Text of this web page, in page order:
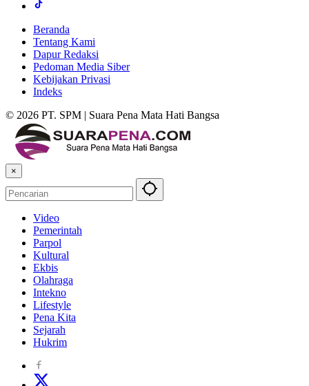
Beranda
Tentang Kami
Dapur Redaksi
Pedoman Media Siber
Kebijakan Privasi
Indeks
© 2026 PT. SPM | Suara Pena Mata Hati Bangsa
×
Video
Pemerintah
Parpol
Kultural
Ekbis
Olahraga
Intekno
Lifestyle
Pena Kita
Sejarah
Hukrim